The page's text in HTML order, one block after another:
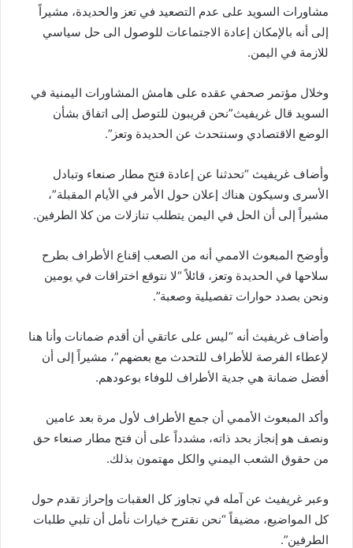
مشاورات السويد على عدم التصعيد في تعز والحديدة، مشيراً
إلى أنه بالإمكان إعادة الاجتماعات للوصول الى حل سياسي
للازمة في اليمن.
وخلال مؤتمر صحفي عقده على هامش المشاورات اليمنية في
السويد قال غريفيث”نحن قريبون للتوصل إلى اتفاق بشأن
الوضع الاقتصادي وسنتحدث عن الحديدة وتعز”.
وأضاف غريفيث “تحدثنا عن إعادة فتح مطار صنعاء وتبادل
الأسرى وسيكون هناك إعلان حول الأمر في الأيام المقبلة”،
مشيراً إلى أن الحل في اليمن يتطلب تنازلات من كلا الطرفين.
وأوضح المبعوث الاممي أنه من الصعب إقناع الأطراف بطرح
سلاحها في الحديدة وتعز، قائلاً “لا نتوقع اختراقات في يومين
ونحن بصدد حوارات تفصيلية وصعبة”.
وأضاف غريفيث أنه “ليس على عاتقي أن أقدم ضمانات وأنا هنا
لإعطاء الفرصة للأطراف للتحدث مع بعضهم”، مشيراً إلى أن
أفضل ضمانة هي جدية الأطراف للوفاء بوعودهم.
وأكد المبعوث الأممي أن جمع الأطراف لأول مرة بعد عامين
ونصف هو إنجاز بحد ذاته، مشدداً على أن فتح مطار صنعاء حق
من حقوق الشعب اليمني والكل مهتمون بذلك.
وعبر غريفيث عن آمله في تجاوز كل العقبات وإحراز تقدم حول
كل المواضيع، مضيفاً “نحن نقترح خيارات نأمل أن تلبي طلبات
الطرفين”.